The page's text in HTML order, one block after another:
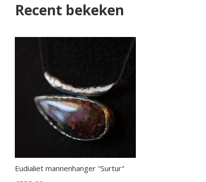
Recent bekeken
Eudialiet mannenhanger "Surtur"